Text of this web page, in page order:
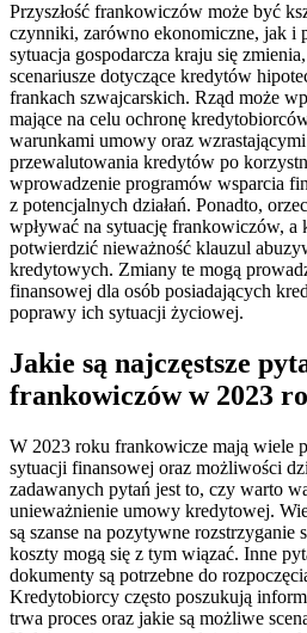
Przyszłość frankowiczów może być
czynniki, zarówno ekonomiczne, jak i
sytuacja gospodarcza kraju się
scenariusze dotyczące kredytów
frankach szwajcarskich. Rząd może
mające na celu ochronę
warunkami umowy oraz
przewalutowania kredytów po
wprowadzenie programów wsparcia
z potencjalnych działań. Ponadto,
wpływać na sytuację frankowiczów, a
potwierdzić nieważność klauzul
kredytowych. Zmiany te mogą
finansowej dla osób posiadających
poprawy ich sytuacji życiowej.
Jakie są najczęstsze
frankowiczów w 2023
W 2023 roku frankowicze mają wiele
sytuacji finansowej oraz możliwości
zadawanych pytań jest to, czy warto
unieważnienie umowy kredytowej.
są szanse na pozytywne rozstrzyganie
koszty mogą się z tym wiązać. Inne
dokumenty są potrzebne do
Kredytobiorcy często poszukują
trwa proces oraz jakie są możliwe